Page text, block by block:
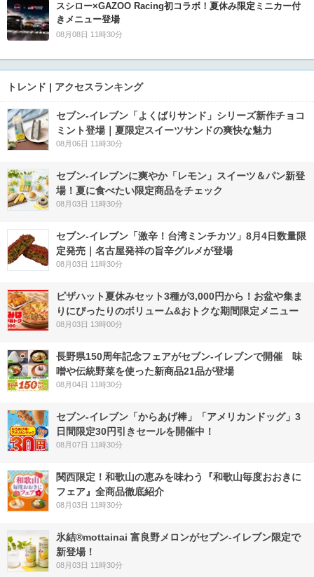
スシロー×GAZOO Racing初コラボ！夏休み限定ミニカー付
きメニュー登場
08月08日 11時30分
トレンド | アクセスランキング
セブン‐イレブン「よくばりサンド」シリーズ新作チョコ
ミント登場｜夏限定スイーツサンドの爽快な魅力
08月06日 11時30分
セブン‐イレブンに爽やか「レモン」スイーツ＆パン新登
場！夏に食べたい限定商品をチェック
08月03日 11時30分
セブン-イレブン「激辛！台湾ミンチカツ」8月4日数量限
定発売｜名古屋発祥の旨辛グルメが登場
08月03日 11時30分
ピザハット夏休みセット3種が3,000円から！お盆や集ま
りにぴったりのボリューム&おトクな期間限定メニュー
08月03日 13時00分
長野県150周年記念フェアがセブン-イレブンで開催 味
噌や伝統野菜を使った新商品21品が登場
08月04日 11時30分
セブン‐イレブン「からあげ棒」「アメリカンドッグ」3
日間限定30円引きセールを開催中！
08月07日 11時30分
関西限定！和歌山の恵みを味わう『和歌山毎度おおきに
フェア』全商品徹底紹介
08月03日 11時30分
氷結®mottainai 富良野メロンがセブン‐イレブン限定で
新登場！
08月03日 11時30分